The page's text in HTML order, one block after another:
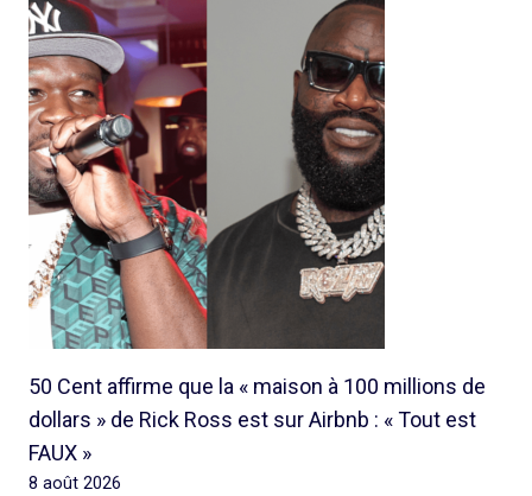
50 Cent affirme que la « maison à 100 millions de
dollars » de Rick Ross est sur Airbnb : « Tout est
FAUX »
8 août 2026